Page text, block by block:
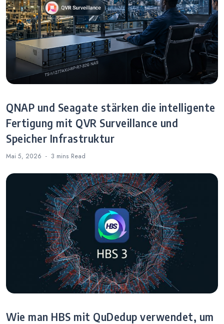
QNAP und Seagate stärken die intelligente
Fertigung mit QVR Surveillance und
Speicher Infrastruktur
Mai 5, 2026 3 mins Read
Wie man HBS mit QuDedup verwendet, um